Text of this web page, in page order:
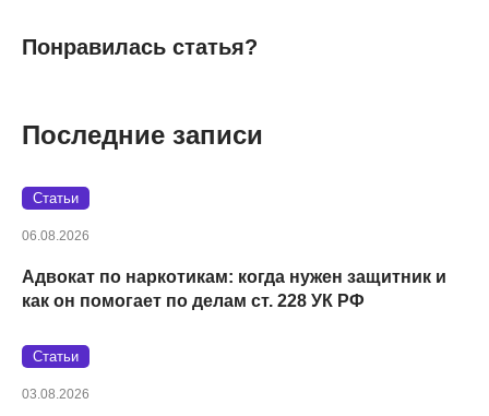
Понравилась статья?
Последние записи
Статьи
06.08.2026
Адвокат по наркотикам: когда нужен защитник и
как он помогает по делам ст. 228 УК РФ
Статьи
03.08.2026